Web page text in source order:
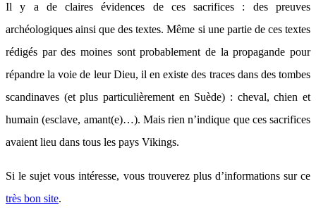
Il y a de claires évidences de ces sacrifices : des preuves
archéologiques ainsi que des textes. Même si une partie de ces textes
rédigés par des moines sont probablement de la propagande pour
répandre la voie de leur Dieu, il en existe des traces dans des tombes
scandinaves (et plus particulièrement en Suède) : cheval, chien et
humain (esclave, amant(e)…). Mais rien n’indique que ces sacrifices
avaient lieu dans tous les pays Vikings.
Si le sujet vous intéresse, vous trouverez plus d’informations sur ce
très bon site.